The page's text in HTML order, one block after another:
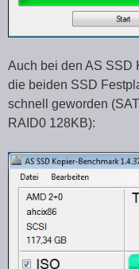
Auch bei den AS SSD
die beiden SSD
schnell geworden
RAID0 128KB):